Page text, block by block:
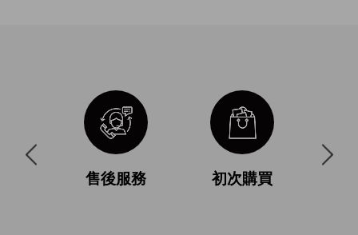
售後服務 初次購買